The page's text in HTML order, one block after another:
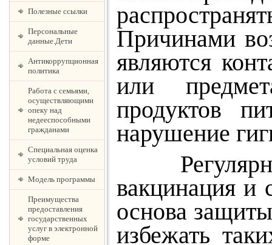
Полезные ссылки
Персональные
данные.Дети
Антикоррупционная
политика
Работа с семьями,
осуществляющими
опеку над
недееспособными
гражданами
Специальная оценка
условий труда
Модель программы
Преимущества
предоставления
государственных
услуг в электронной
форме
Причинами
являются
или
продуктов
нарушение
вакцинация и
основа
избежать